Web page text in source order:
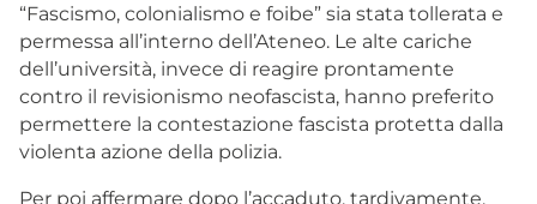
“Fascismo, colonialismo e foibe” sia stata tollerata e
permessa all’interno dell’Ateneo. Le alte cariche
dell’università, invece di reagire prontamente
contro il revisionismo neofascista, hanno preferito
permettere la contestazione fascista protetta dalla
violenta azione della polizia.
Per poi affermare dopo l’accaduto, tardivamente,